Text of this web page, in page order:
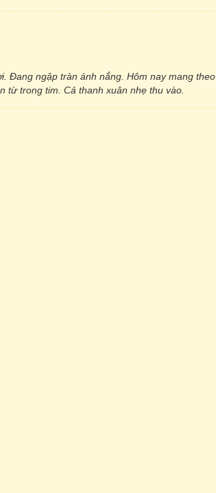
Đang ngập tràn ánh nắng. Hôm nay mang theo
từ trong tim. Cả thanh xuân nhẹ thu vào.